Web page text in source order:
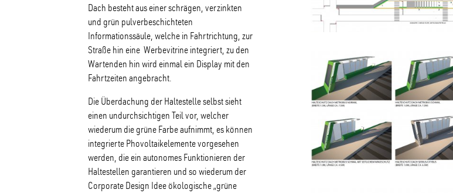
Dach besteht aus einer schrägen, verzinkten
und grün pulverbeschichteten
Informationssäule, welche in Fahrtrichtung, zur
Straße hin eine Werbevitrine integriert, zu den
Wartenden hin wird einmal ein Display mit den
Fahrtzeiten angebracht.
Die Überdachung der Haltestelle selbst sieht
einen undurchsichtigen Teil vor, welcher
wiederum die grüne Farbe aufnimmt, es können
integrierte Phovoltaikelemente vorgesehen
werden, die ein autonomes Funktionieren der
Haltestellen garantieren und so wiederum der
Corporate Design Idee ökologische „grüne